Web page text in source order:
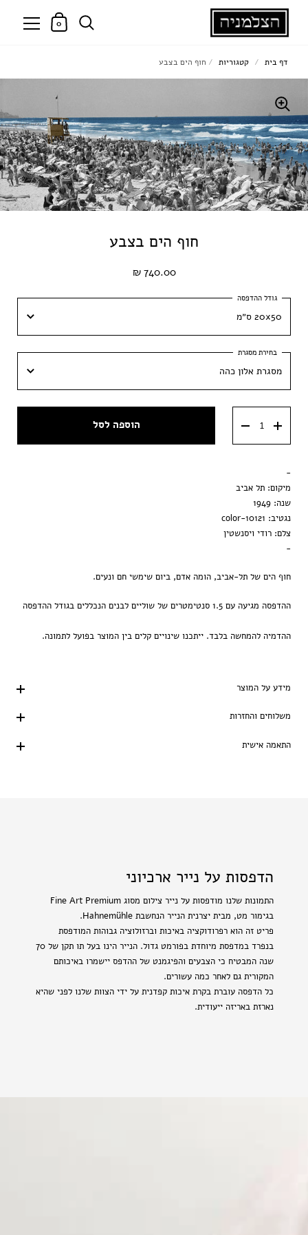
0
חוף הים בצבע
740.00 ₪
20x50 ס״מ
20x50 ס״מ
35x85 ס״מ
מסגרת אלון כהה
מסגרת אלון בהיר
דיבונד (אלומיניום כפול וגב)
דיבונד בציפוי זכוכית אקרילית
הוספה לסל
-
מיקום: תל אביב
שנה: 1949
נגטיב: 10121-color
צלם: רודי ויסנשטין
-
חוף הים של תל-אביב, הומה אדם, ביום שימשי חם ונעים.
ההדפסה מגיעה עם 1.5 סנטימטרים של שוליים לבנים הנכללים בגודל ההדפסה
ההדמיה להמחשה בלבד. ייתכנו שינויים קלים בין המוצר בפועל לתמונה.
מידע על המוצר
משלוחים והחזרות
התאמה אישית
דף בית / קטגוריות / חוף הים בצבע
הדפסות על נייר ארכיוני
התמונות שלנו מודפסות על נייר צילום מסוג Fine Art Premium
בגימור מט, מבית יצרנית הנייר הנחשבת Hahnemühle.
פריט זה הוא רפרודוקציה באיכות וברזולוציה גבוהות המודפסת
בנפרד במדפסת מיוחדת בפורמט גדול. הנייר הינו בעל תו תקן של 70
שנה המבטיח כי הצבעים והפיגמנט של ההדפס יישמרו באיכותם
המקורית גם לאחר כמה עשורים.
כל הדפסה עוברת בקרת איכות קפדנית על ידי הצוות שלנו לפני שהיא
נארזת באריזה ייעודית.